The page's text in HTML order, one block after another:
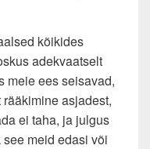
kõikides
adekvaatselt
meie ees seisavad,
asjadest,
ei taha, ja julgus
see meid edasi või